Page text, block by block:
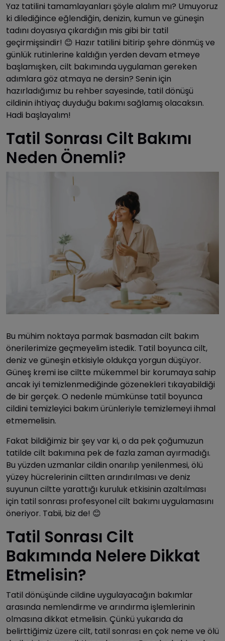
Yaz tatilini tamamlayanları şöyle alalım mı? Umuyoruz
ki dilediğince eğlendiğin, denizin, kumun ve güneşin
tadını doyasıya çıkardığın mis gibi bir tatil
geçirmişsindir! 😊 Hazır tatilini bitirip şehre dönmüş ve
günlük rutinlerine kaldığın yerden devam etmeye
başlamışken, cilt bakımında uygulaman gereken
adımlara göz atmaya ne dersin? Senin için
hazırladığımız bu rehber sayesinde, tatil dönüşü
cildinin ihtiyaç duyduğu bakımı sağlamış olacaksın.
Hadi başlayalım!
Tatil Sonrası Cilt Bakımı
Neden Önemli?
Bu mühim noktaya parmak basmadan cilt bakım
önerilerimize geçmeyelim istedik. Tatil boyunca cilt,
deniz ve güneşin etkisiyle oldukça yorgun düşüyor.
Güneş kremi ise ciltte mükemmel bir korumaya sahip
ancak iyi temizlenmediğinde gözenekleri tıkayabildiği
de bir gerçek. O nedenle mümkünse tatil boyunca
cildini temizleyici bakım ürünleriyle temizlemeyi ihmal
etmemelisin.
Fakat bildiğimiz bir şey var ki, o da pek çoğumuzun
tatilde cilt bakımına pek de fazla zaman ayırmadığı.
Bu yüzden uzmanlar cildin onarılıp yenilenmesi, ölü
yüzey hücrelerinin ciltten arındırılması ve deniz
suyunun ciltte yarattığı kuruluk etkisinin azaltılması
için tatil sonrası profesyonel cilt bakımı uygulamasını
öneriyor. Tabii, biz de! 😊
Tatil Sonrası Cilt
Bakımında Nelere Dikkat
Etmelisin?
Tatil dönüşünde cildine uygulayacağın bakımlar
arasında nemlendirme ve arındırma işlemlerinin
olmasına dikkat etmelisin. Çünkü yukarıda da
belirttiğimiz üzere cilt, tatil sonrası en çok neme ve ölü